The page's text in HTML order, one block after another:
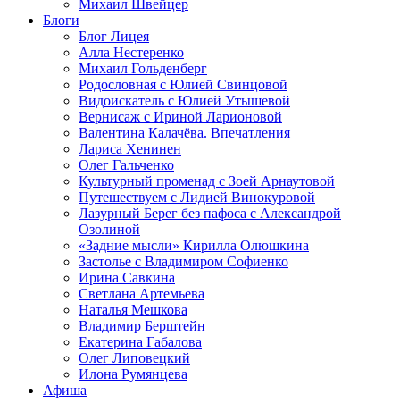
Михаил Швейцер
Блоги
Блог Лицея
Алла Нестеренко
Михаил Гольденберг
Родословная с Юлией Свинцовой
Видоискатель с Юлией Утышевой
Вернисаж с Ириной Ларионовой
Валентина Калачёва. Впечатления
Лариса Хенинен
Олег Гальченко
Культурный променад с Зоей Арнаутовой
Путешествуем с Лидией Винокуровой
Лазурный Берег без пафоса с Александрой
Озолиной
«Задние мысли» Кирилла Олюшкина
Застолье с Владимиром Софиенко
Ирина Савкина
Светлана Артемьева
Наталья Мешкова
Владимир Берштейн
Екатерина Габалова
Олег Липовецкий
Илона Румянцева
Афиша